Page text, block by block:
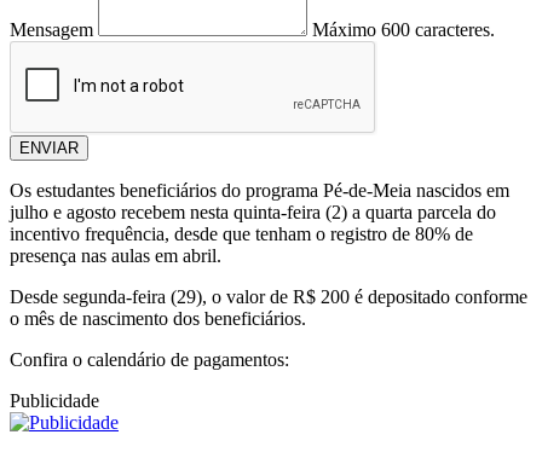
Mensagem Máximo 600 caracteres.
ENVIAR
Os estudantes beneficiários do programa Pé-de-Meia nascidos em
julho e agosto recebem nesta quinta-feira (2) a quarta parcela do
incentivo frequência, desde que tenham o registro de 80% de
presença nas aulas em abril.
Desde segunda-feira (29), o valor de R$ 200 é depositado conforme
o mês de nascimento dos beneficiários.
Confira o calendário de pagamentos:
Publicidade